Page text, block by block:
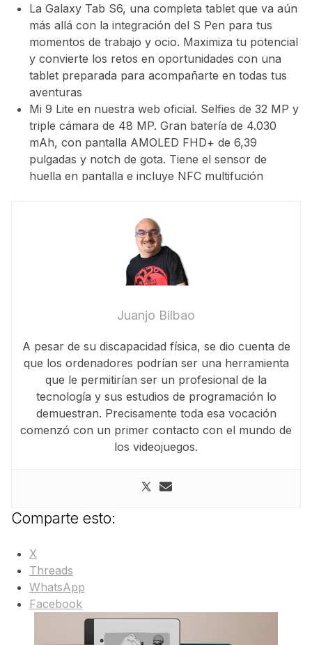
La Galaxy Tab S6, una completa tablet que va aún
más allá con la integración del S Pen para tus
momentos de trabajo y ocio. Maximiza tu potencial
y convierte los retos en oportunidades con una
tablet preparada para acompañarte en todas tus
aventuras
Mi 9 Lite en nuestra web oficial. Selfies de 32 MP y
triple cámara de 48 MP. Gran batería de 4.030
mAh, con pantalla AMOLED FHD+ de 6,39
pulgadas y notch de gota. Tiene el sensor de
huella en pantalla e incluye NFC multifución
Juanjo Bilbao
A pesar de su discapacidad física, se dio cuenta de
que los ordenadores podrían ser una herramienta
que le permitirían ser un profesional de la
tecnología y sus estudios de programación lo
demuestran. Precisamente toda esa vocación
comenzó con un primer contacto con el mundo de
los videojuegos.
Comparte esto:
X
Threads
WhatsApp
Facebook